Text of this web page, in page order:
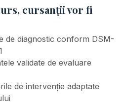
cursanții vor fi
de diagnostic conform DSM-
validate de evaluare
de intervenție adaptate